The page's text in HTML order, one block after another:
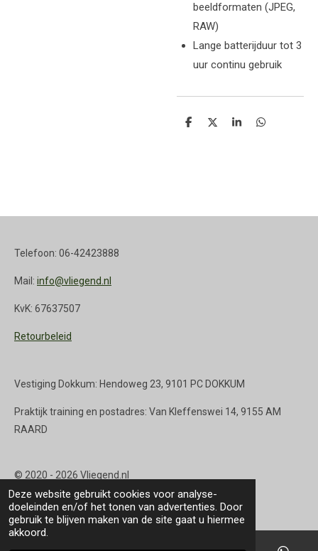
Deze website gebruikt cookies voor analyse-
doeleinden en/of het tonen van advertenties. Door
gebruik te blijven maken van de site gaat u hiermee
akkoord.
beeldformaten (JPEG,
RAW)
Lange batterijduur tot 3
uur continu gebruik
DelenDeel ShareDelen
Telefoon: 06-42423888
Mail: info@vliegend.nl
KvK: 67637507
Retourbeleid
Vestiging Dokkum: Hendoweg 23, 9101 PC DOKKUM
Praktijk training en postadres: Van Kleffenswei 14, 9155 AM
RAARD
© 2020 - 2026 Vliegend.nl
Powered byJouwWeb